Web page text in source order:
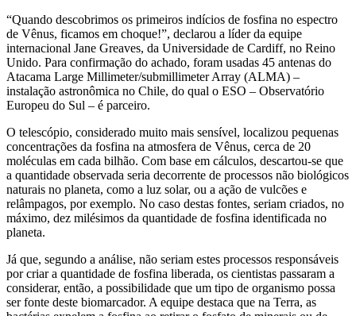
“Quando descobrimos os primeiros indícios de fosfina no espectro
de Vênus, ficamos em choque!”, declarou a líder da equipe
internacional Jane Greaves, da Universidade de Cardiff, no Reino
Unido. Para confirmação do achado, foram usadas 45 antenas do
Atacama Large Millimeter/submillimeter Array (ALMA) –
instalação astronômica no Chile, do qual o ESO – Observatório
Europeu do Sul – é parceiro.
O telescópio, considerado muito mais sensível, localizou pequenas
concentrações da fosfina na atmosfera de Vênus, cerca de 20
moléculas em cada bilhão. Com base em cálculos, descartou-se que
a quantidade observada seria decorrente de processos não biológicos
naturais no planeta, como a luz solar, ou a ação de vulcões e
relâmpagos, por exemplo. No caso destas fontes, seriam criados, no
máximo, dez milésimos da quantidade de fosfina identificada no
planeta.
Já que, segundo a análise, não seriam estes processos responsáveis
por criar a quantidade de fosfina liberada, os cientistas passaram a
considerar, então, a possibilidade que um tipo de organismo possa
ser fonte deste biomarcador. A equipe destaca que na Terra, as